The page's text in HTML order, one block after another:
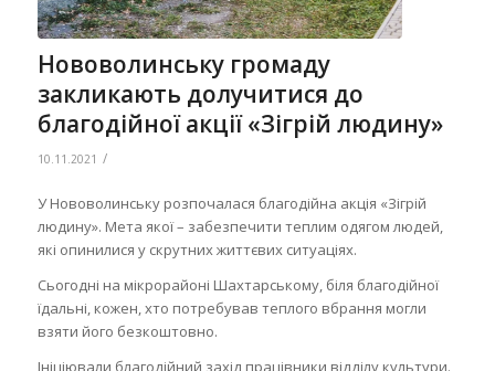
Нововолинську громаду
закликають долучитися до
благодійної акції «Зігрій людину»
10.11.2021 /
У Нововолинську розпочалася благодійна акція «Зігрій
людину». Мета якої – забезпечити теплим одягом людей,
які опинилися у скрутних життєвих ситуаціях.
Сьогодні на мікрорайоні Шахтарському, біля благодійної
їдальні, кожен, хто потребував теплого вбрання могли
взяти його безкоштовно.
Ініціювали благодійний захід працівники відділу культури.